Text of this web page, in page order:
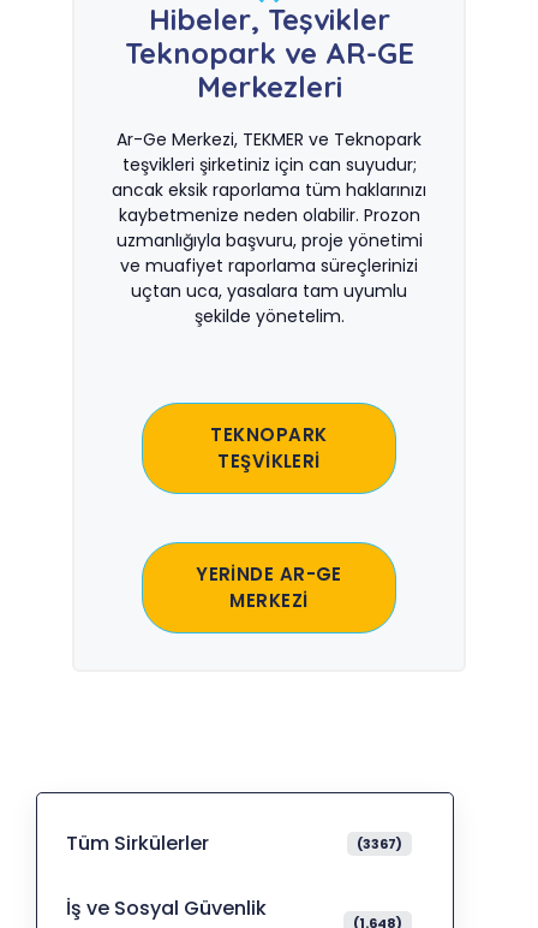
Hibeler, Teşvikler
Teknopark ve AR-GE
Merkezleri
Ar-Ge Merkezi, TEKMER ve Teknopark
teşvikleri şirketiniz için can suyudur;
ancak eksik raporlama tüm haklarınızı
kaybetmenize neden olabilir. Prozon
uzmanlığıyla başvuru, proje yönetimi
ve muafiyet raporlama süreçlerinizi
uçtan uca, yasalara tam uyumlu
şekilde yönetelim.
TEKNOPARK
TEŞVİKLERİ
YERİNDE AR-GE
MERKEZİ
Tüm Sirkülerler (3367)
İş ve Sosyal Güvenlik
(1.648)